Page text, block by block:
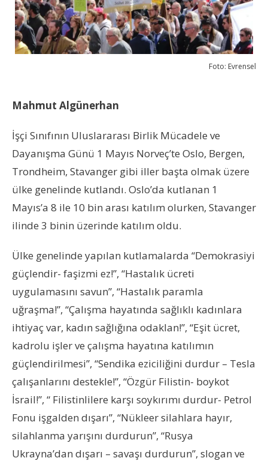
Foto: Evrensel
Mahmut Algünerhan
İşçi Sınıfının Uluslararası Birlik Mücadele ve
Dayanışma Günü 1 Mayıs Norveç’te Oslo, Bergen,
Trondheim, Stavanger gibi iller başta olmak üzere
ülke genelinde kutlandı. Oslo’da kutlanan 1
Mayıs’a 8 ile 10 bin arası katılım olurken, Stavanger
ilinde 3 binin üzerinde katılım oldu.
Ülke genelinde yapılan kutlamalarda “Demokrasiyi
güçlendir- faşizmi ez!”, “Hastalık ücreti
uygulamasını savun”, “Hastalık paramla
uğraşma!”, “Çalışma hayatında sağlıklı kadınlara
ihtiyaç var, kadın sağlığına odaklan!”, “Eşit ücret,
kadrolu işler ve çalışma hayatına katılımın
güçlendirilmesi”, “Sendika eziciliğini durdur – Tesla
çalışanlarını destekle!”, “Özgür Filistin- boykot
İsrail!”, “ Filistinlilere karşı soykırımı durdur- Petrol
Fonu işgalden dışarı”, “Nükleer silahlara hayır,
silahlanma yarışını durdurun”, “Rusya
Ukrayna’dan dışarı – savaşı durdurun”, slogan ve